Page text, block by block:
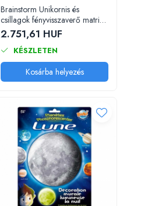
Brainstorm Unikornis és
csillagok fényvisszaverő matrica
szett, 43 darab
2.751,61 HUF
KÉSZLETEN
Kosárba helyezés